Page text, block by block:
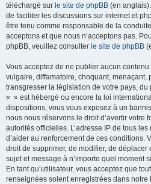
téléchargé sur le site de phpBB (en
de faciliter les discussions sur internet et
être tenu comme responsable de la
acceptons et que nous n’acceptons pas.
phpBB, veuillez consulter le site de phpBB
Vous acceptez de ne publier aucun
vulgaire, diffamatoire, choquant,
transgresser la législation de votre pays,
« » est hébergé ou encore la loi
dispositions, vous vous exposez à un
nous nous réservons le droit d’avertir votre
autorités officielles. L’adresse IP de tous
d’aider au renforcement de ces conditions.
droit de supprimer, de modifier, de déplacer
sujet et message à n’importe quel moment
En tant qu’utilisateur, vous acceptez que
renseignées soient enregistrées dans